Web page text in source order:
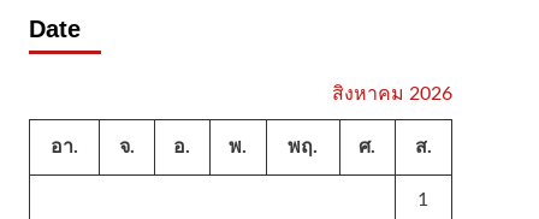
Date
สิงหาคม 2026
อา. จ. อ. พ. พฤ. ศ. ส.
1